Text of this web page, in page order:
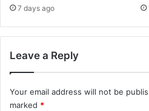
7 days ago
Leave a Reply
Your email address will not be
marked *